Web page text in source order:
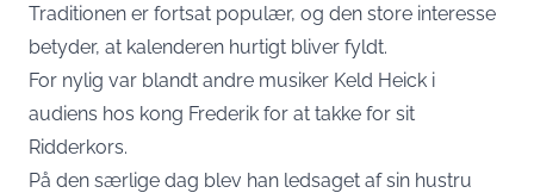
Traditionen er fortsat populær, og den store interesse
betyder, at kalenderen hurtigt bliver fyldt.
For nylig var blandt andre musiker Keld Heick i
audiens hos kong Frederik for at takke for sit
Ridderkors.
På den særlige dag blev han ledsaget af sin hustru